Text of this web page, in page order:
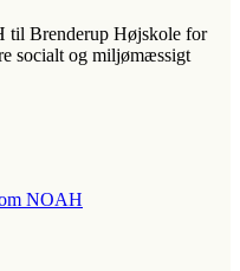
Brenderup Højskole for
socialt og miljømæssigt
NOAH